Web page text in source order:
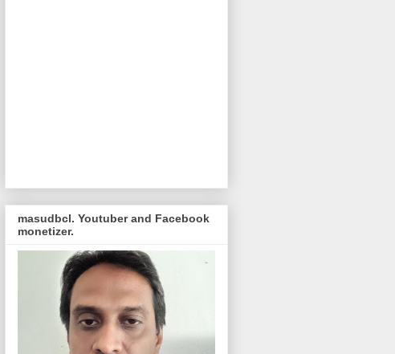
masudbcl. Youtuber and Facebook
monetizer.